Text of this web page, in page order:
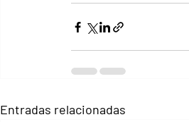
Entradas relacionadas